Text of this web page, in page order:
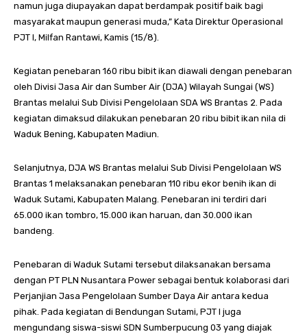
namun juga diupayakan dapat berdampak positif baik bagi
masyarakat maupun generasi muda,” Kata Direktur Operasional
PJT I, Milfan Rantawi, Kamis (15/8).
Kegiatan penebaran 160 ribu bibit ikan diawali dengan penebaran
oleh Divisi Jasa Air dan Sumber Air (DJA) Wilayah Sungai (WS)
Brantas melalui Sub Divisi Pengelolaan SDA WS Brantas 2. Pada
kegiatan dimaksud dilakukan penebaran 20 ribu bibit ikan nila di
Waduk Bening, Kabupaten Madiun.
Selanjutnya, DJA WS Brantas melalui Sub Divisi Pengelolaan WS
Brantas 1 melaksanakan penebaran 110 ribu ekor benih ikan di
Waduk Sutami, Kabupaten Malang. Penebaran ini terdiri dari
65.000 ikan tombro, 15.000 ikan haruan, dan 30.000 ikan
bandeng.
Penebaran di Waduk Sutami tersebut dilaksanakan bersama
dengan PT PLN Nusantara Power sebagai bentuk kolaborasi dari
Perjanjian Jasa Pengelolaan Sumber Daya Air antara kedua
pihak. Pada kegiatan di Bendungan Sutami, PJT I juga
mengundang siswa-siswi SDN Sumberpucung 03 yang diajak